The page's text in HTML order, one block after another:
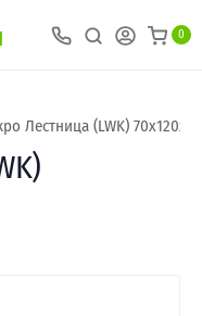
0
Лестница (LWK)